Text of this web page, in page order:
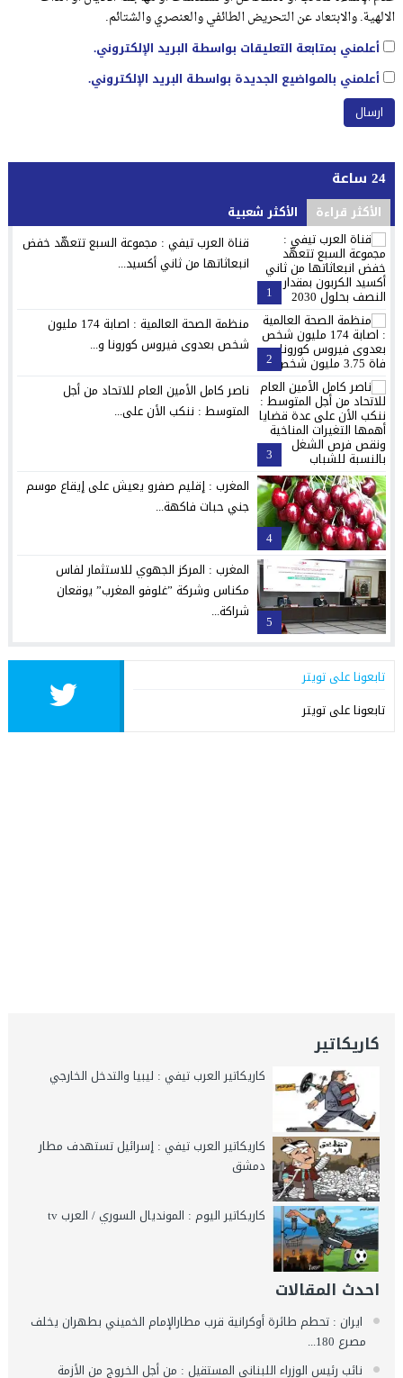
الالهية. والابتعاد عن التحريض الطائفي والعنصري والشتائم.
أعلمني بمتابعة التعليقات بواسطة البريد الإلكتروني.
أعلمني بالمواضيع الجديدة بواسطة البريد الإلكتروني.
24 ساعة
الأكثر قراءة الأكثر شعبية
1
قناة العرب تيفي : مجموعة السبع تتعهّد خفض
انبعاثاتها من ثاني أكسيد...
2
منظمة الصحة العالمية : اصابة 174 مليون
شخص بعدوى فيروس كورونا و...
3
ناصر كامل الأمين العام للاتحاد من أجل
المتوسط : ننكب الأن على...
4
المغرب : إقليم صفرو يعيش على إيقاع موسم
جني حبات فاكهة...
5
المغرب : المركز الجهوي للاستثمار لفاس
مكناس وشركة ”غلوفو المغرب” يوقعان
شراكة...
تابعونا على تويتر
تابعونا على تويتر
كاريكاتير
كاريكاتير العرب تيفي : ليبيا والتدخل الخارجي
كاريكاتير العرب تيفي : إسرائيل تستهدف مطار
دمشق
كاريكاتير اليوم : المونديال السوري / العرب tv
احدث المقالات
ايران : تحطم طائرة أوكرانية قرب مطارالإمام الخميني بطهران يخلف
مصرع 180...
نائب رئيس الوزراء اللبناني المستقيل : من أجل الخروج من الأزمة